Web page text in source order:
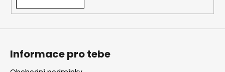
s
Informace pro tebe